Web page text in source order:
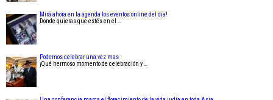
Mirá ahora en la agenda los eventos online del día!
Donde quieras que estés en el …
Podemos celebrar una vez mas
¡Qué hermoso momento de celebración y …